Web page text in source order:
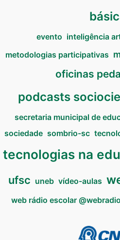
evento inteligência
metodologias participativas
oficinas
podcasts
secretaria municipal de
sociedade sombrio-sc
tecnologias na
ufsc uneb vídeo-aulas
web rádio escolar